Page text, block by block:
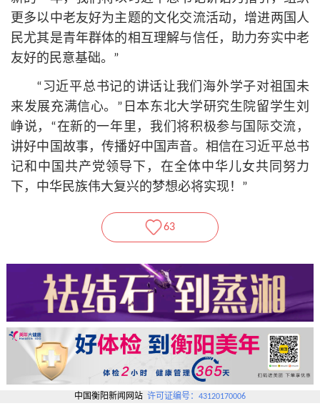
更多以中老友好为主题的文化交流活动，增进两国人
民尤其是青年群体的相互理解与信任，助力夯实中老
友好的民意基础。”
“习近平总书记的讲话让我们海外学子对祖国未
来发展充满信心。”日本东北大学研究生院留学生刘
峥说，“在新的一年里，我们将积极参与国际交流，
讲好中国故事，传播好中国声音。相信在习近平总书
记和中国共产党领导下，在全体中华儿女共同努力
下，中华民族伟大复兴的梦想必将实现！”
63
中国衡阳新闻网站 许可证编号：43120170006